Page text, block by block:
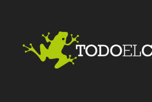
Facebook